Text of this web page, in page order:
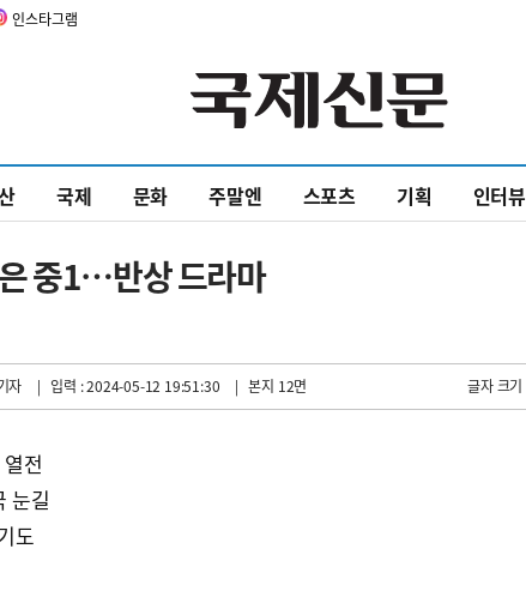
인스타그램
국제 문화 주말엔 스포츠 기획 인터뷰
중1…반상 드라마
자 | 입력 : 2024-05-12 19:51:30 | 본지 12면 글자 크기
전
눈길
도